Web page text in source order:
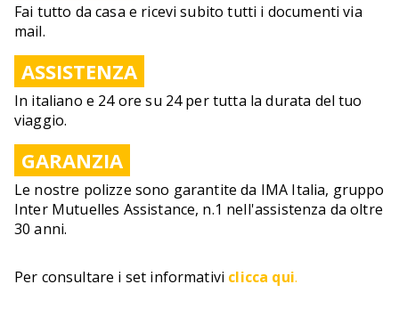
Fai tutto da casa e ricevi subito tutti i documenti via
mail.
ASSISTENZA
In italiano e 24 ore su 24 per tutta la durata del tuo
viaggio.
GARANZIA
Le nostre polizze sono garantite da IMA Italia, gruppo
Inter Mutuelles Assistance, n.1 nell'assistenza da oltre
30 anni.
Per consultare i set informativi clicca qui.